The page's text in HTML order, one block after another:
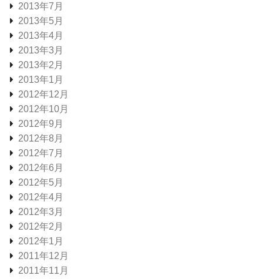
2013年7月
2013年5月
2013年4月
2013年3月
2013年2月
2013年1月
2012年12月
2012年10月
2012年9月
2012年8月
2012年7月
2012年6月
2012年5月
2012年4月
2012年3月
2012年2月
2012年1月
2011年12月
2011年11月